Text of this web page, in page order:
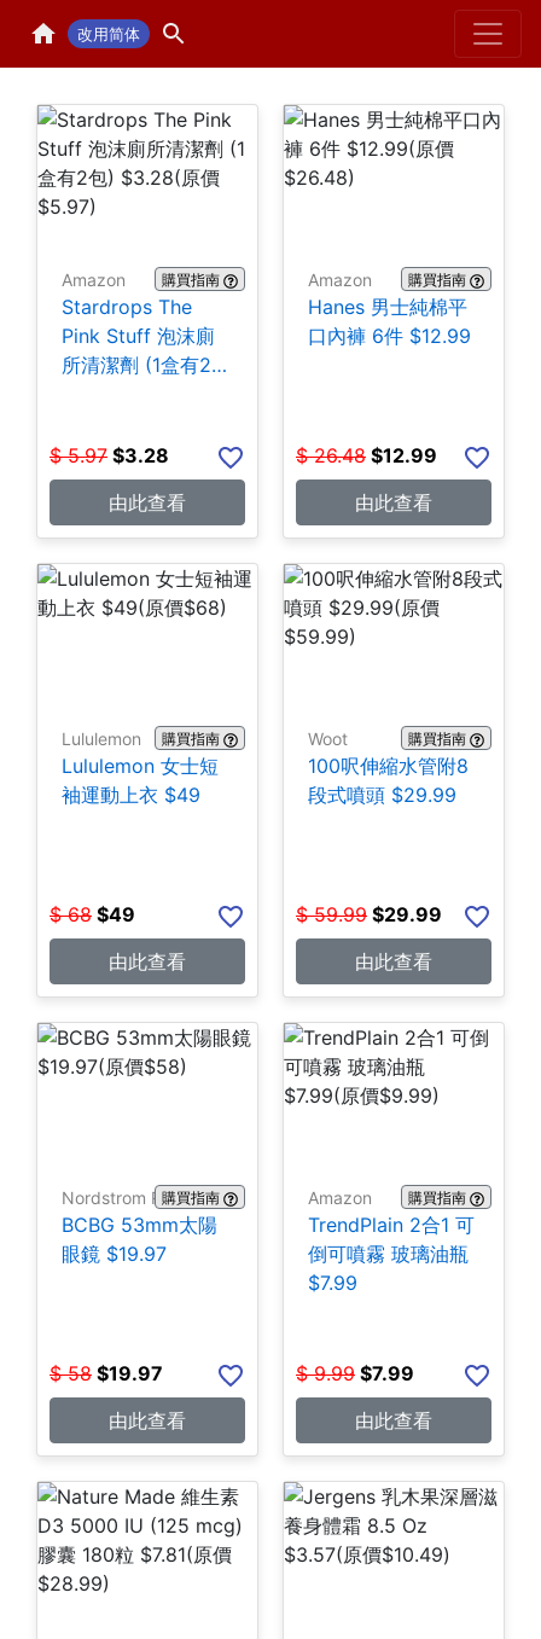
改用简体 Home
Amazon 購買指南
Stardrops The
Pink Stuff 泡沫廁
所清潔劑 (1盒有2
$ 5.97 $3.28
由此查看
Amazon 購買指南
Hanes 男士純棉平
口內褲 6件 $12.99
$ 26.48 $12.99
由此查看
Lululemon 購買指南
Lululemon 女士短
袖運動上衣 $49
$ 68 $49
由此查看
Woot 購買指南
100呎伸縮水管附8
段式噴頭 $29.99
$ 59.99 $29.99
由此查看
Nordstrom Rack購買指南
BCBG 53mm太陽
眼鏡 $19.97
$ 58 $19.97
由此查看
Amazon 購買指南
TrendPlain 2合1 可
倒可噴霧 玻璃油瓶
$7.99
$ 9.99 $7.99
由此查看